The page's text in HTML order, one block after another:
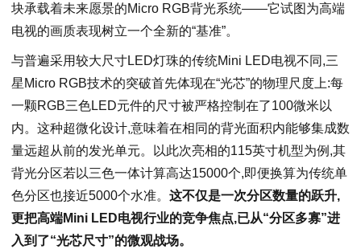
块承载着未来愿景的Micro RGB背光系统——它试图为高端
电视的画质表现树立一个全新的“基准”。
与普遍采用较大尺寸LED灯珠的传统Mini LED电视不同,三
星Micro RGB技术的突破首先体现在“光芯”的物理尺度上:每
一颗RGB三色LED元件的尺寸被严格控制在了100微米以
内。这种超微化设计,意味着在相同的背光面积内能够集成数
量远超从前的发光单元。以此次亮相的115英寸机型为例,其
背光分区若以三色一体计算高达15000个,即便换算为传统单
色分区也接近5000个水准。 这不仅是一次分区数量的跃升,
更把高端Mini LED电视行业的竞争焦点,已从“分区多寡”进
入到了“光芯尺寸”的微观战场。